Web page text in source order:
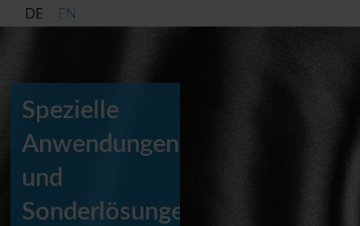
DE EN
Spezielle
Anwendungen
und
Sonderlösungen